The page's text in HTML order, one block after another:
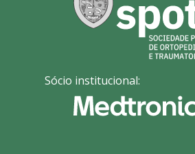
Sócio institucional: